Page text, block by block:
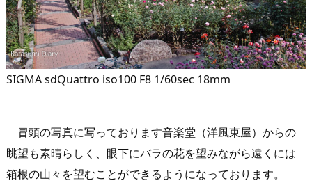
SIGMA sdQuattro iso100 F8 1/60sec 18mm
冒頭の写真に写っております音楽堂（洋風東屋）からの
眺望も素晴らしく、眼下にバラの花を望みながら遠くには
箱根の山々を望むことができるようになっております。